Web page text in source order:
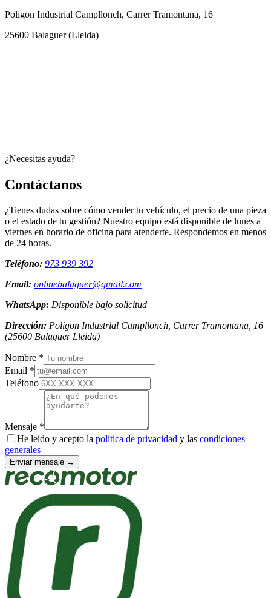
Poligon Industrial Campllonch, Carrer Tramontana, 16
25600 Balaguer(Lleida)
¿Necesitas ayuda?
Contáctanos
¿Tienes dudas sobre cómo vender tu vehículo, el precio de una pieza
o el estado de tu gestión? Nuestro equipo está disponible de lunes a
viernes en horario de oficina para atenderte. Respondemos en menos
de 24 horas.
Teléfono: 973 939 392
Email: onlinebalaguer@gmail.com
WhatsApp: Disponible bajo solicitud
Dirección: Poligon Industrial Campllonch, Carrer Tramontana, 16
(25600 Balaguer Lleida)
Nombre *
Email *
Teléfono
Mensaje *
He leído y acepto la política de privacidad y las condiciones
generales
Enviar mensaje →